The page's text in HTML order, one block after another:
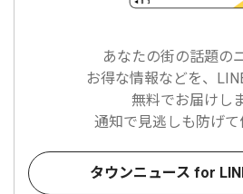
あなたの街の話題の
お得な情報などを、
無料でお届けしま
通知で見逃しも防げて
タウンニュース for